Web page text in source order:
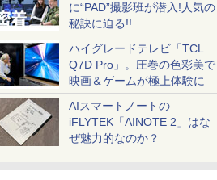
に“PAD”撮影班が潜入!人気の
秘訣に迫る!!
ハイグレードテレビ「TCL
Q7D Pro」。圧巻の色彩美で
映画＆ゲームが極上体験に
AIスマートノートの
iFLYTEK「AINOTE 2」はな
ぜ魅力的なのか？